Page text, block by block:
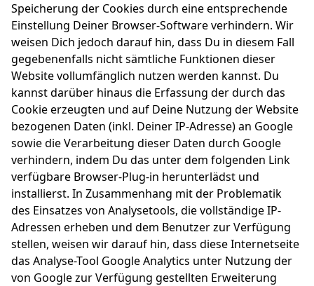
Speicherung der Cookies durch eine entsprechende
Einstellung Deiner Browser-Software verhindern. Wir
weisen Dich jedoch darauf hin, dass Du in diesem Fall
gegebenenfalls nicht sämtliche Funktionen dieser
Website vollumfänglich nutzen werden kannst. Du
kannst darüber hinaus die Erfassung der durch das
Cookie erzeugten und auf Deine Nutzung der Website
bezogenen Daten (inkl. Deiner IP-Adresse) an Google
sowie die Verarbeitung dieser Daten durch Google
verhindern, indem Du das unter dem folgenden Link
verfügbare Browser-Plug-in herunterlädst und
installierst. In Zusammenhang mit der Problematik
des Einsatzes von Analysetools, die vollständige IP-
Adressen erheben und dem Benutzer zur Verfügung
stellen, weisen wir darauf hin, dass diese Internetseite
das Analyse-Tool Google Analytics unter Nutzung der
von Google zur Verfügung gestellten Erweiterung